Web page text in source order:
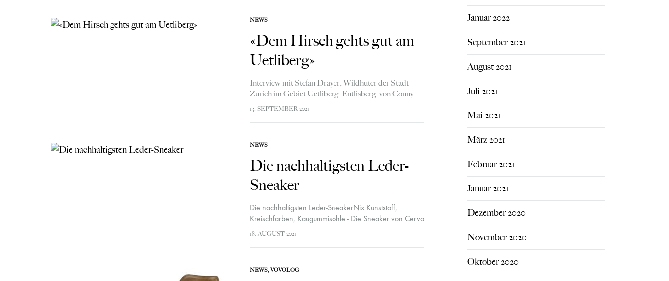
eine wunderschöne Symbiose eingeht.
NEWS
«Dem Hirsch gehts gut am
Uetliberg»
Interview mit Stefan Dräyer, Wildhüter der Stadt
Zürich im Gebiet Uetliberg–Entlisberg. von Conny
Thiel-Egenter Viele Zürcherinnen und Zürcher wissen
nicht dass es in Zürich wilde Hirsche gibt. Seit wann
13. SEPTEMBER 2021
NEWS
Die nachhaltigsten Leder-
Sneaker
Die nachhaltigsten Leder-SneakerNix Kunststoff,
Kreischfarben, Kaugummisohle - Die Sneaker von Cervo
Volante überzeugen durch Natürlichkeit, guten
18. AUGUST 2021
NEWS,VOVOLOG
Januar 2022
September 2021
August 2021
Juli 2021
Mai 2021
März 2021
Februar 2021
Januar 2021
Dezember 2020
November 2020
Oktober 2020